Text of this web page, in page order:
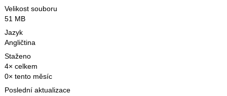
Velikost souboru
51 MB
Jazyk
Angličtina
Staženo
4× celkem
0× tento měsíc
Poslední aktualizace